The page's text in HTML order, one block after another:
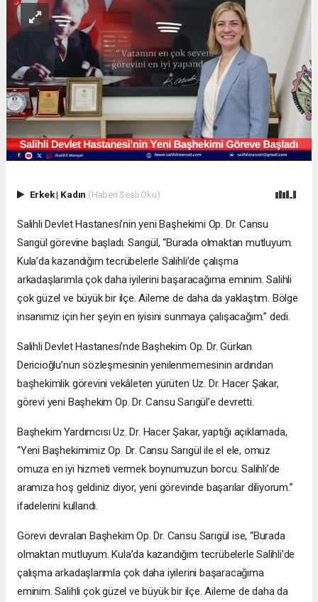
Erkek| Kadın (Haberi Sesli Oku)
Salihli Devlet Hastanesi’nin yeni Başhekimi Op. Dr. Cansu
Sarıgül görevine başladı. Sarıgül, “Burada olmaktan mutluyum.
Kula’da kazandığım tecrübelerle Salihli’de çalışma
arkadaşlarımla çok daha iyilerini başaracağıma eminim. Salihli
çok güzel ve büyük bir ilçe. Aileme de daha da yaklaştım. Bölge
insanımız için her şeyin en iyisini sunmaya çalışacağım.” dedi.
Salihli Devlet Hastanesi’nde Başhekim Op. Dr. Gürkan
Dericioğlu’nun sözleşmesinin yenilenmemesinin ardından
başhekimlik görevini vekâleten yürüten Uz. Dr. Hacer Şakar,
görevi yeni Başhekim Op. Dr. Cansu Sarıgül’e devretti.
Başhekim Yardımcısı Uz. Dr. Hacer Şakar, yaptığı açıklamada,
“Yeni Başhekimimiz Op. Dr. Cansu Sarıgül ile el ele, omuz
omuza en iyi hizmeti vermek boynumuzun borcu. Salihli’de
aramıza hoş geldiniz diyor, yeni görevinde başarılar diliyorum.”
ifadelerini kullandı.
Görevi devralan Başhekim Op. Dr. Cansu Sarıgül ise, “Burada
olmaktan mutluyum. Kula’da kazandığım tecrübelerle Salihli’de
çalışma arkadaşlarımla çok daha iyilerini başaracağıma
eminim. Salihli çok güzel ve büyük bir ilçe. Aileme de daha da